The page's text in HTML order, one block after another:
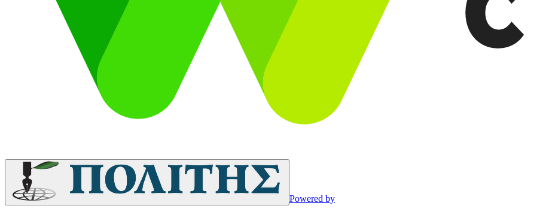
Powered by